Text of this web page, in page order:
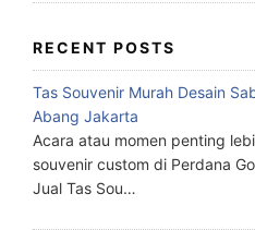
RECENT POSTS
Tas Souvenir Murah Desain
Abang Jakarta
Acara atau momen penting
souvenir custom di Perdana
Jual Tas Sou…